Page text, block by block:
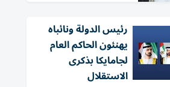
رئيس الدولة ونائباه
يهنئون الحاكم العام
لجامايكا بذكرى
الاستقلال